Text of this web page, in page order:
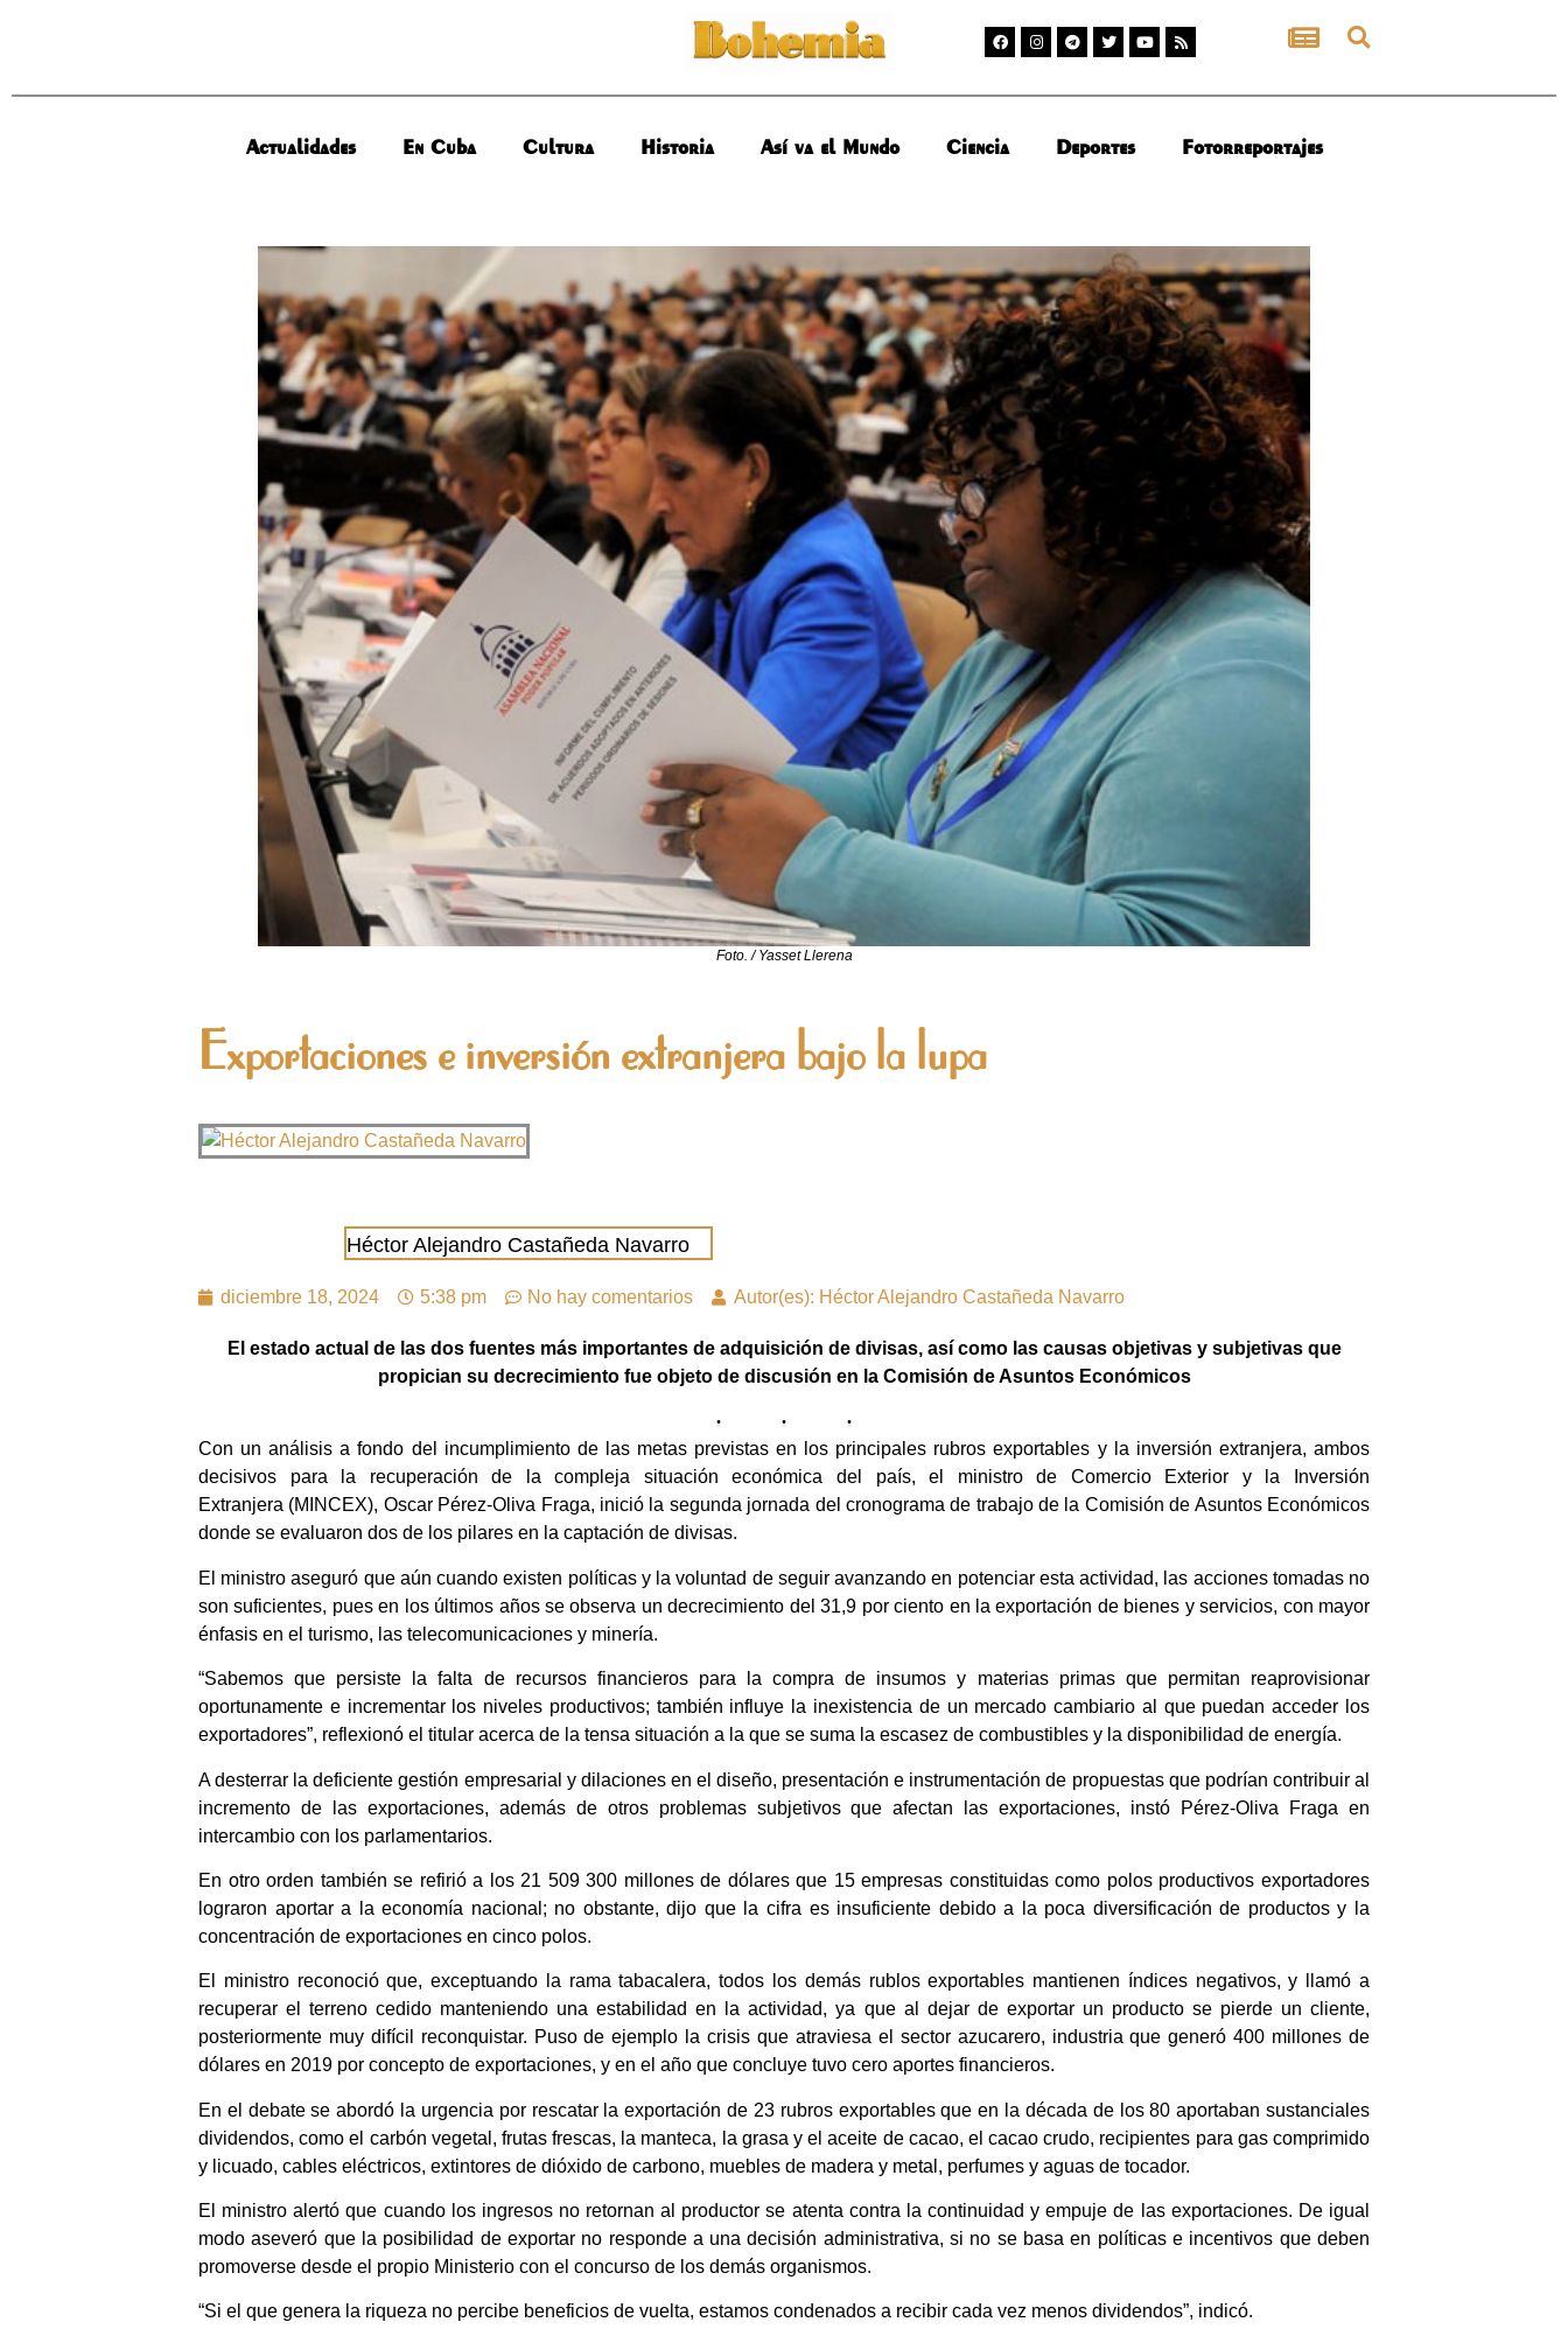
Actualidades En Cuba Cultura Historia Así va el Mundo Ciencia Deportes Fotorreportajes
Foto. / Yasset Llerena
Exportaciones e inversión extranjera bajo la lupa
Héctor Alejandro Castañeda Navarro
diciembre 18, 2024 5:38 pm No hay comentarios Autor(es): Héctor Alejandro Castañeda Navarro
El estado actual de las dos fuentes más importantes de adquisición de divisas, así como las causas objetivas y subjetivas que
propician su decrecimiento fue objeto de discusión en la Comisión de Asuntos Económicos
Con un análisis a fondo del incumplimiento de las metas previstas en los principales rubros exportables y la inversión extranjera, ambos
decisivos para la recuperación de la compleja situación económica del país, el ministro de Comercio Exterior y la Inversión
Extranjera (MINCEX), Oscar Pérez-Oliva Fraga, inició la segunda jornada del cronograma de trabajo de la Comisión de Asuntos Económicos
donde se evaluaron dos de los pilares en la captación de divisas.
El ministro aseguró que aún cuando existen políticas y la voluntad de seguir avanzando en potenciar esta actividad, las acciones tomadas no
son suficientes, pues en los últimos años se observa un decrecimiento del 31,9 por ciento en la exportación de bienes y servicios, con mayor
énfasis en el turismo, las telecomunicaciones y minería.
“Sabemos que persiste la falta de recursos financieros para la compra de insumos y materias primas que permitan reaprovisionar
oportunamente e incrementar los niveles productivos; también influye la inexistencia de un mercado cambiario al que puedan acceder los
exportadores”, reflexionó el titular acerca de la tensa situación a la que se suma la escasez de combustibles y la disponibilidad de energía.
A desterrar la deficiente gestión empresarial y dilaciones en el diseño, presentación e instrumentación de propuestas que podrían contribuir al
incremento de las exportaciones, además de otros problemas subjetivos que afectan las exportaciones, instó Pérez-Oliva Fraga en
intercambio con los parlamentarios.
En otro orden también se refirió a los 21 509 300 millones de dólares que 15 empresas constituidas como polos productivos exportadores
lograron aportar a la economía nacional; no obstante, dijo que la cifra es insuficiente debido a la poca diversificación de productos y la
concentración de exportaciones en cinco polos.
El ministro reconoció que, exceptuando la rama tabacalera, todos los demás rublos exportables mantienen índices negativos, y llamó a
recuperar el terreno cedido manteniendo una estabilidad en la actividad, ya que al dejar de exportar un producto se pierde un cliente,
posteriormente muy difícil reconquistar. Puso de ejemplo la crisis que atraviesa el sector azucarero, industria que generó 400 millones de
dólares en 2019 por concepto de exportaciones, y en el año que concluye tuvo cero aportes financieros.
En el debate se abordó la urgencia por rescatar la exportación de 23 rubros exportables que en la década de los 80 aportaban sustanciales
dividendos, como el carbón vegetal, frutas frescas, la manteca, la grasa y el aceite de cacao, el cacao crudo, recipientes para gas comprimido
y licuado, cables eléctricos, extintores de dióxido de carbono, muebles de madera y metal, perfumes y aguas de tocador.
El ministro alertó que cuando los ingresos no retornan al productor se atenta contra la continuidad y empuje de las exportaciones. De igual
modo aseveró que la posibilidad de exportar no responde a una decisión administrativa, si no se basa en políticas e incentivos que deben
promoverse desde el propio Ministerio con el concurso de los demás organismos.
“Si el que genera la riqueza no percibe beneficios de vuelta, estamos condenados a recibir cada vez menos dividendos”, indicó.